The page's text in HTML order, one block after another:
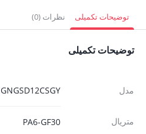
1,786,500 تومان.
توضیحات تکمیلی نظرات (0)
توضیحات تکمیلی
مدل GNGSD12CSGY
متریال PA6-GF30